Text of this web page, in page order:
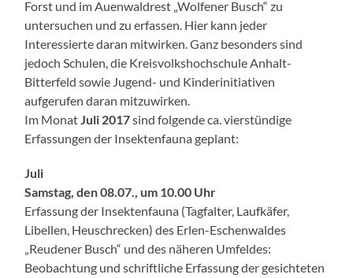
Forst und im Auenwaldrest „Wolfener Busch“ zu
untersuchen und zu erfassen. Hier kann jeder
Interessierte daran mitwirken. Ganz besonders sind
jedoch Schulen, die Kreisvolkshochschule Anhalt-
Bitterfeld sowie Jugend- und Kinderinitiativen
aufgerufen daran mitzuwirken.
Im MonatJuli 2017sind folgende ca. vierstündige
Erfassungen der Insektenfauna geplant:
Juli
Samstag, den 08.07., um 10.00 Uhr
Erfassung der Insektenfauna (Tagfalter, Laufkäfer,
Libellen, Heuschrecken) des Erlen-Eschenwaldes
„Reudener Busch“ und des näheren Umfeldes:
Beobachtung und schriftliche Erfassung der gesichteten